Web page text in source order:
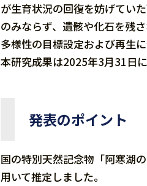
が生育状況の回復を妨げてい
のみならず、遺骸や化石を残
多様性の目標設定および再生
本研究成果は2025年3月31日
発表のポイント
国の特別天然記念物「阿寒湖
用いて推定しました。